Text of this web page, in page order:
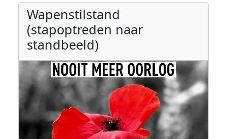
Wapenstilstand
(stapoptreden naar
standbeeld)